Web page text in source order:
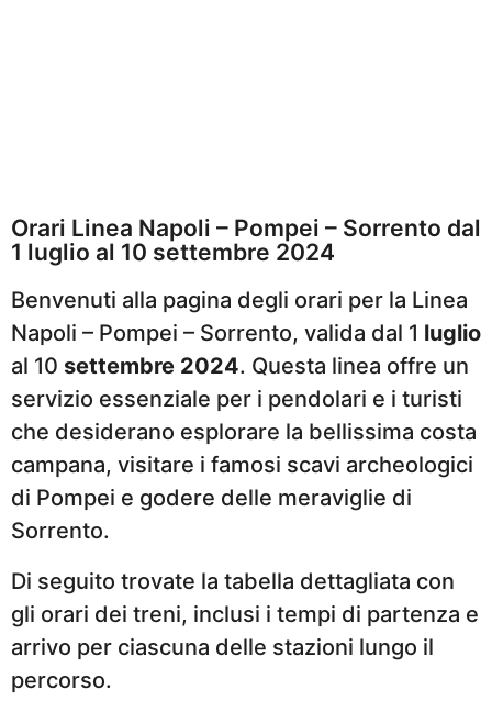
Orari Linea Napoli – Pompei – Sorrento dal
1 luglio al 10 settembre 2024
Benvenuti alla pagina degli orari per la Linea
Napoli – Pompei – Sorrento, valida dal 1 luglio
al 10 settembre 2024. Questa linea offre un
servizio essenziale per i pendolari e i turisti
che desiderano esplorare la bellissima costa
campana, visitare i famosi scavi archeologici
di Pompei e godere delle meraviglie di
Sorrento.
Di seguito trovate la tabella dettagliata con
gli orari dei treni, inclusi i tempi di partenza e
arrivo per ciascuna delle stazioni lungo il
percorso.